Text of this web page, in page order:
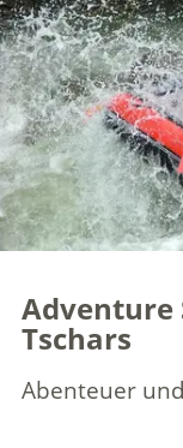
Adventure
Tschars
Abenteuer